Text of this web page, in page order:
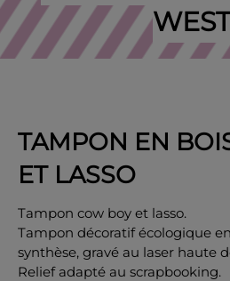
TAMPON EN
ET LASSO
Tampon cow boy et lasso.
Tampon décoratif écologique
synthèse, gravé au laser haute
Relief adapté au scrapbooking.